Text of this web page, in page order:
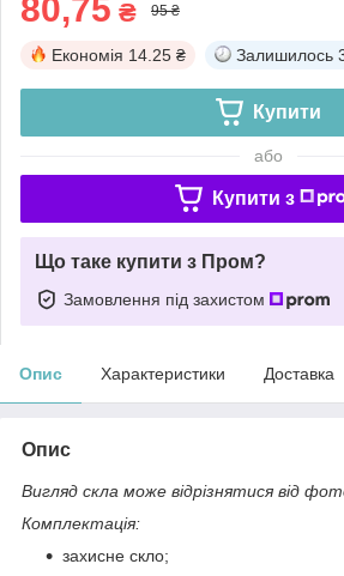
80,75 ₴ 95 ₴
Економія 14.25 ₴ Залишилось
Купити
або
Купити з
Що таке купити з Пром?
Замовлення під захистом
Опис Характеристики Доставка
Опис
Вигляд скла може відрізнятися від
Комплектація:
захисне скло;